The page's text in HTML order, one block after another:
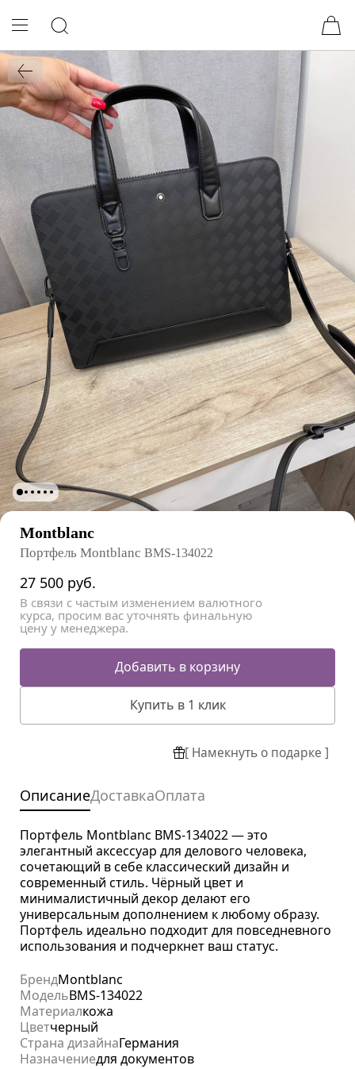
Montblanc
Портфель Montblanc BMS-134022
27 500 руб.
В связи с частым изменением валютного
курса, просим вас уточнять финальную
цену у менеджера.
Добавить в корзину
Купить в 1 клик
[ Намекнуть о подарке ]
ОписаниеДоставкаОплата
Портфель Montblanc BMS-134022 — это
элегантный аксессуар для делового человека,
сочетающий в себе классический дизайн и
современный стиль. Чёрный цвет и
минималистичный декор делают его
универсальным дополнением к любому образу.
Портфель идеально подходит для повседневного
использования и подчеркнет ваш статус.
БрендMontblanc
МодельBMS-134022
Материалкожа
Цветчерный
Страна дизайнаГермания
Назначениедля документов